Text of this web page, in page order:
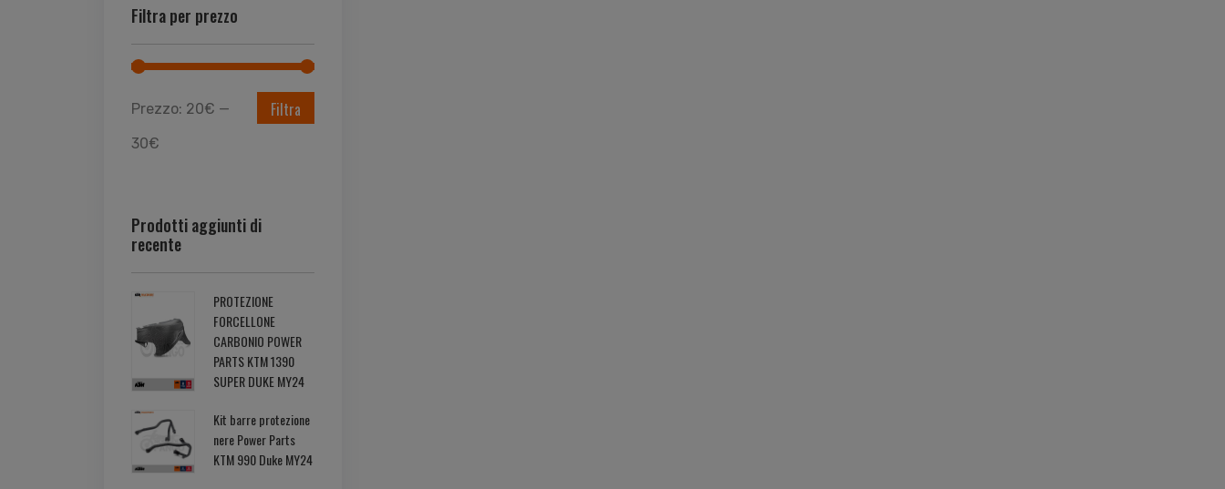
Filtra per prezzo
Filtra
Prezzo: 20€ —
30€
Prodotti aggiunti di
recente
PROTEZIONE
FORCELLONE
CARBONIO POWER
PARTS KTM 1390
SUPER DUKE MY24
Kit barre protezione
nere Power Parts
KTM 990 Duke MY24